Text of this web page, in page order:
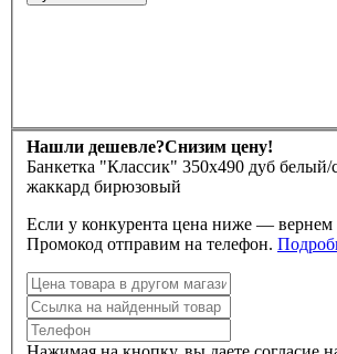
Нашли дешевле?Снизим цену!
Банкетка "Классик" 350х490 дуб белый/
жаккард бирюзовый
Если у конкурента цена ниже — вернем
Промокод отправим на телефон.